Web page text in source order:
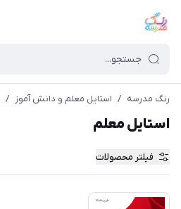
رنگ مدرسه / استایل معلم و دانش آموز /
استایل معلم
فیلتر محصولات